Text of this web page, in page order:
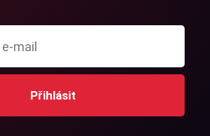
Přihlásit